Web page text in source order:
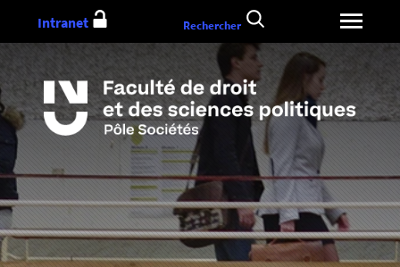
au
contenu
Intranet Rechercher